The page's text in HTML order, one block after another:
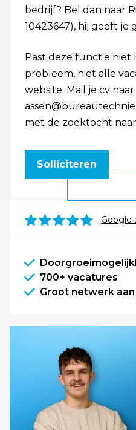
bedrijf? Bel dan naar
10423647), hij geeft je
Past deze functie niet
probleem, niet alle
website. Mail je cv naar
met de zoektocht
Solliciteren
Google
700+ vacatures
Groot netwerk